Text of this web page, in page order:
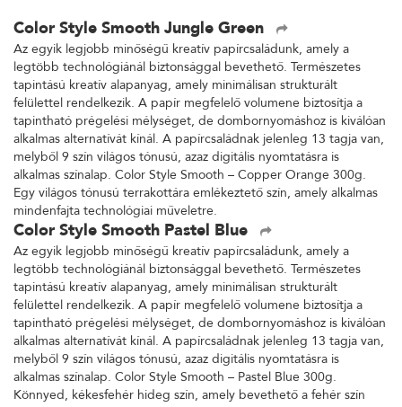
Color Style Smooth Jungle Green
Az egyik legjobb minőségű kreatív papírcsaládunk, amely a
legtöbb technológiánál biztonsággal bevethető. Természetes
tapintású kreatív alapanyag, amely minimálisan strukturált
felülettel rendelkezik. A papír megfelelő volumene biztosítja a
tapintható prégelési mélységet, de dombornyomáshoz is kiválóan
alkalmas alternatívát kínál. A papírcsaládnak jelenleg 13 tagja van,
melyből 9 szín világos tónusú, azaz digitális nyomtatásra is
alkalmas színalap. Color Style Smooth – Copper Orange 300g.
Egy világos tónusú terrakottára emlékeztető szín, amely alkalmas
mindenfajta technológiai műveletre.
Color Style Smooth Pastel Blue
Az egyik legjobb minőségű kreatív papírcsaládunk, amely a
legtöbb technológiánál biztonsággal bevethető. Természetes
tapintású kreatív alapanyag, amely minimálisan strukturált
felülettel rendelkezik. A papír megfelelő volumene biztosítja a
tapintható prégelési mélységet, de dombornyomáshoz is kiválóan
alkalmas alternatívát kínál. A papírcsaládnak jelenleg 13 tagja van,
melyből 9 szín világos tónusú, azaz digitális nyomtatásra is
alkalmas színalap. Color Style Smooth – Pastel Blue 300g.
Könnyed, kékesfehér hideg szín, amely bevethető a fehér szín